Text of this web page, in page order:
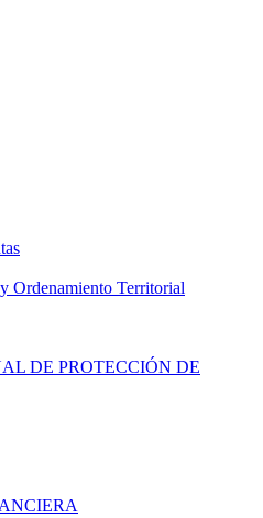
Ordenamiento Territorial
DE PROTECCIÓN DE